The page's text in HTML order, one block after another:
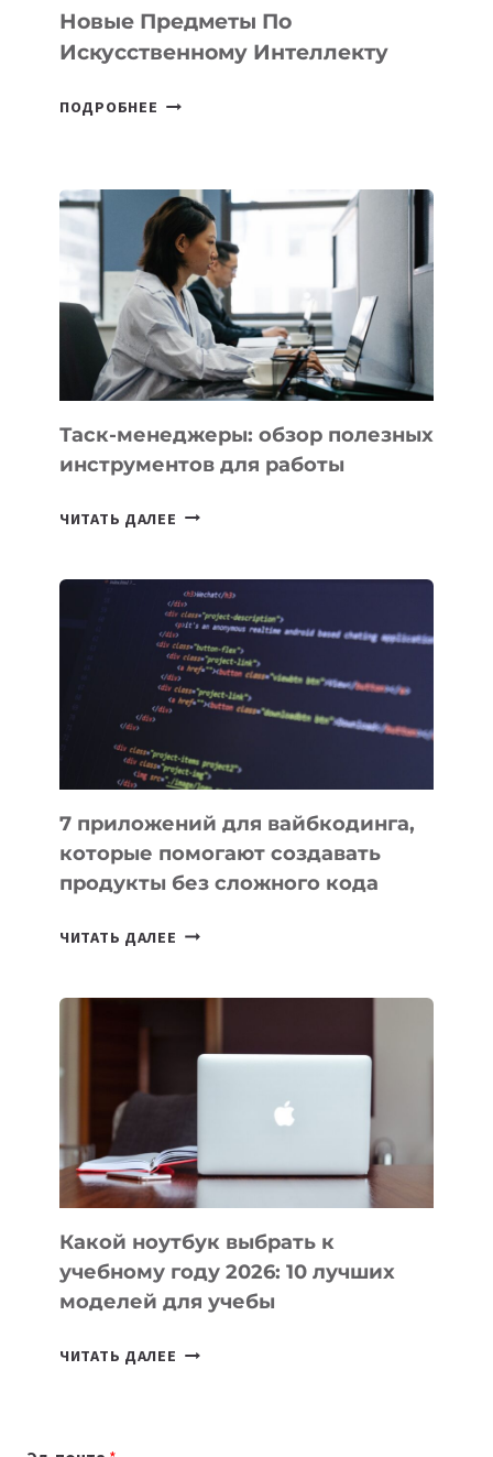
Новые Предметы По
Искусственному Интеллекту
ПОДРОБНЕЕ
НОВЫЕ
ПРЕДМЕТЫ
ПО
ИСКУССТВЕННОМУ
ИНТЕЛЛЕКТУ
Таск-менеджеры: обзор полезных
инструментов для работы
ЧИТАТЬ ДАЛЕЕ ТАСК-
ПОЛЕЗНЫХ
ИНСТРУМЕНТОВ
ДЛЯ
РАБОТЫ
7 приложений для вайбкодинга,
которые помогают создавать
продукты без сложного кода
ЧИТАТЬ ДАЛЕЕ 7
ПОМОГАЮТ
СОЗДАВАТЬ
БЕЗ
СЛОЖНОГО
КОДА
Какой ноутбук выбрать к
учебному году 2026: 10 лучших
моделей для учебы
ЧИТАТЬ ДАЛЕЕ КАКОЙ